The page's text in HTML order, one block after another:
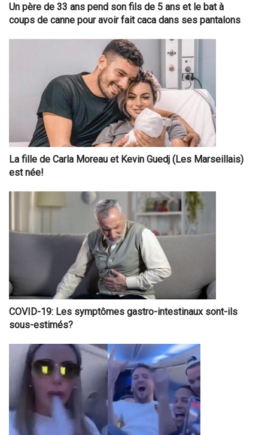
Un père de 33 ans pend son fils de 5 ans et le bat à
coups de canne pour avoir fait caca dans ses pantalons
La fille de Carla Moreau et Kevin Guedj (Les Marseillais)
est née!
COVID-19: Les symptômes gastro-intestinaux sont-ils
sous-estimés?